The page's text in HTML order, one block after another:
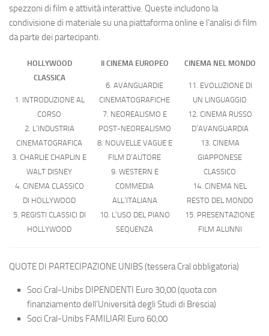
spezzoni di film e attività interattive. Queste includono la
condivisione di materiale su una piattaforma online e l’analisi di film
da parte dei partecipanti.
HOLLYWOOD
CLASSICA
1. INTRODUZIONE AL
CORSO
2. L’INDUSTRIA
CINEMATOGRAFICA
3. CHARLIE CHAPLIN E
WALT DISNEY
4. CINEMA CLASSICO
DI HOLLYWOOD
5. REGISTI CLASSICI DI
HOLLYWOOD
Il CINEMA EUROPEO
6. AVANGUARDIE
CINEMATOGRAFICHE
7. NEOREALISMO E
POST-NEOREALISMO
8. NOUVELLE VAGUE E
FILM D’AUTORE
9. WESTERN E
COMMEDIA
ALL’ITALIANA
10. L’USO DEL PIANO
SEQUENZA
CINEMA NEL MONDO
11. EVOLUZIONE DI
UN LINGUAGGIO
12. CINEMA RUSSO
D’AVANGUARDIA
13. CINEMA
GIAPPONESE
CLASSICO
14. CINEMA NEL
RESTO DEL MONDO
15. PRESENTAZIONE
FILM ALUNNI
QUOTE DI PARTECIPAZIONE UNIBS (tessera Cral obbligatoria)
Soci Cral-Unibs DIPENDENTI Euro 30,00 (quota con
finanziamento dell’Università degli Studi di Brescia)
Soci Cral-Unibs FAMILIARI Euro 60,00